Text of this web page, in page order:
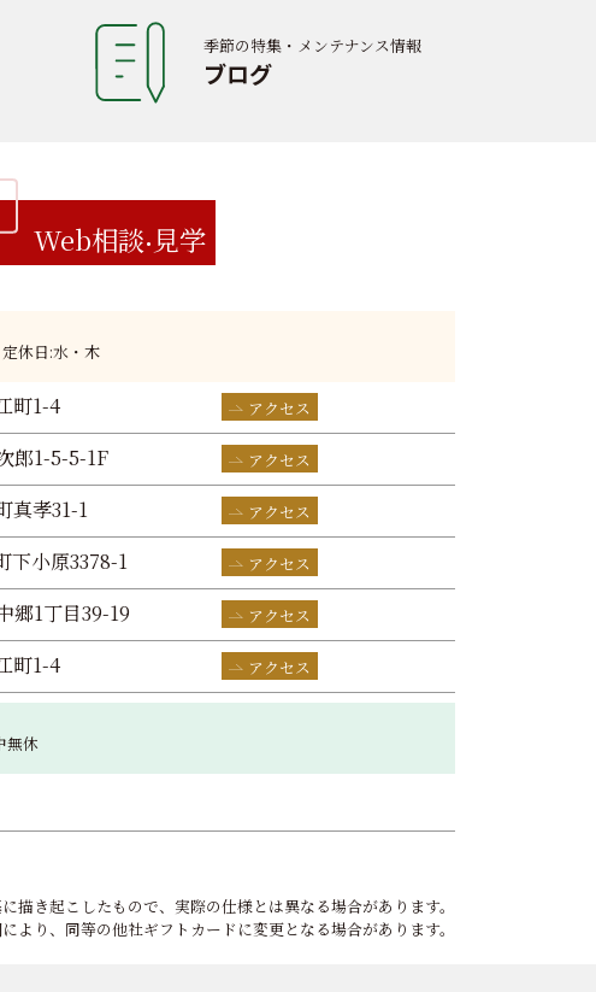
季節の特集・メンテナンス情報
ブログ
Web相談 見学
休日:水・木
町1-4 アクセス
郎1-5-5-1F アクセス
真孝31-1 アクセス
下小原3378-1 アクセス
郷1丁目39-19 アクセス
町1-4 アクセス
無休
描き起こしたもので、実際の仕様とは異なる場合があります。
り、同等の他社ギフトカードに変更となる場合があります。